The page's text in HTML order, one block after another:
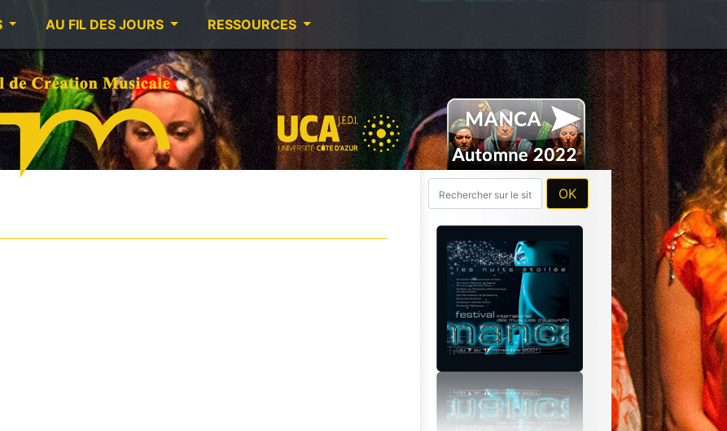
AU FIL DES JOURS RESSOURCES